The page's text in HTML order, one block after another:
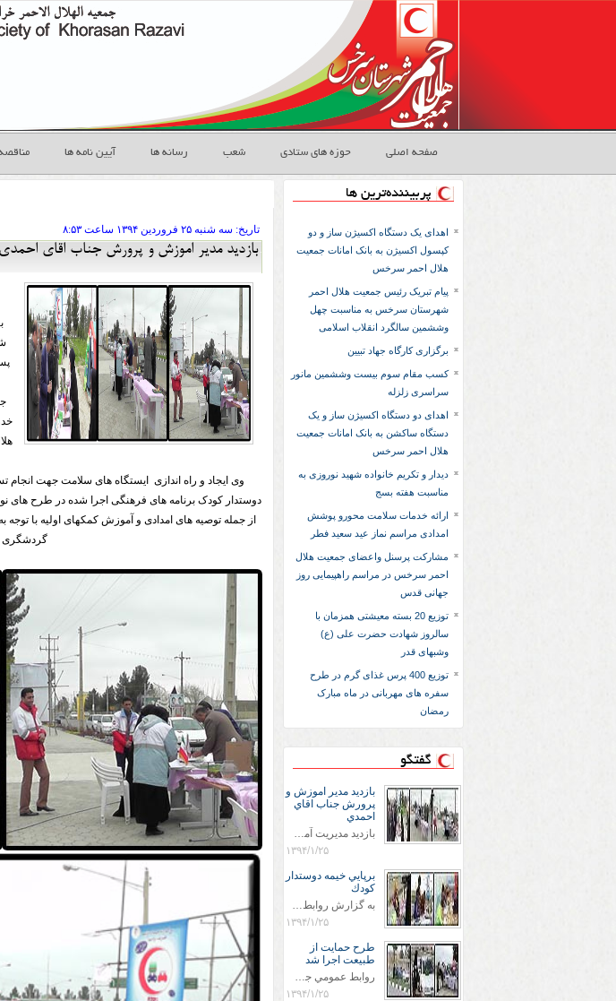
صفحه اصلی حوزه های ستادی شعب رسانه ها آیین نامه ها
پربیننده‌ترین ها
اهدای یک دستگاه اکسیژن ساز و دو
کپسول اکسیژن به بانک امانات جمعیت
هلال احمر سرخس
پیام تبریک رئیس جمعیت هلال احمر
شهرستان سرخس به مناسبت چهل
وششمین سالگرد انقلاب اسلامی
برگزاری کارگاه جهاد تبیین
کسب مقام سوم بیست وششمین مانور
سراسری زلزله
اهدای دو دستگاه اکسیژن ساز و یک
دستگاه ساکشن به بانک امانات جمعیت
هلال احمر سرخس
دیدار و تکریم خانواده شهید نوروزی به
مناسبت هفته بسج
ارائه خدمات سلامت محورو پوشش
امدادی مراسم نماز عید سعید فطر
مشارکت پرسنل واعضای جمعیت هلال
احمر سرخس در مراسم راهپیمایی روز
جهانی قدس
توزیع 20 بسته معیشتی همزمان با
سالروز شهادت حضرت علی (ع)
وشبهای قدر
توزیع 400 پرس غذای گرم در طرح
سفره های مهربانی در ماه مبارک
رمضان
گفتگو
بازديد مدير اموزش و
پرورش جناب اقاي
احمدي
بازديد مديريت آموزش و پروش جناب اقاي احمدي به همراه اعضاي ستاد اسكان آموزش و پروش شهرستان سرخس در ساعت 11:30 در مورخه 11/1/1394 صورت گرفت و مسئولین با حضور در پست مسافرين نوروزی كه جمعیت هلال احمر شهرستان از نزدیک در جریان روند اجرای طرح های قرار گرفتند .
۱۳۹۴/۱/۲۵
برپايي خيمه دوستدار
كودك
به گزارش روابط عمومي جمعيت هلال احمر شهرستان سرخس علاوه بر اجرای خدمات امدادی، راهنمایی های گردشگری و موقعیت های جغرافیایی و برپایی چادرهای سلامت به منظور سنجش رایگان فشار و قندخون مسافران، ، خيمه هايي.با عنوان دوستدار کودک تجهیزشده که دراین فضا کودکان مراجعه کننده از طریق نقاشی و سایر هنرهای تجسمی با مفاهیم جمعیت هلال احمر و اصول هفتگانه آن آشنا می شوند. به دليل حضور چشم گير كودكان و خانواده ها سعی شده در قالب های متناسب با سنین کودکان مراجعه کنند
۱۳۹۴/۱/۲۵
طرح حمايت از
طبيعت اجرا شد
روابط عمومي جمعيت هلال احمر سرخس جمعيت هلال احمر سرخس در روز طبيعت جوانان جمعيت هلال احمر سرخس در راستاي حفاظت و حمايت از محيط زيست با انگيزه داشتن طبيعت زيبا و بدون زباله و جهت فرهنگ سازي طرح حمايت از طبيعت را اجرا نمودند. اين طرح با رويكرد حمايتي و اموزشي در خصوص اشتي باطبيعت اجرا شد و در اين طرح 700 عدد كيسه زباله وبروشور در خروجي هاي شهر بين همشهريان و مسافرين نوروزي توزيع گرديد و در راه بازگشت كيسه هاي زباله توسط همشهريان به مامورين محترم شهرداري مستقر در ورودي شهر
۱۳۹۴/۱/۲۵
تاريخ: ۱۳۹۴ سه شنبه ۲۵ فروردين ساعت ۸:۵۳
بازديد مدير اموزش و پرورش جناب اقاي احمدي
وی ایجاد و راه اندازی ایستگاه های سلامت جهت
دوستدار کودک برنامه های فرهنگی اجرا شده در طرح های
از جمله توصیه های امدادی و آموزش کمکهای ‌اولیه با
گردشگری